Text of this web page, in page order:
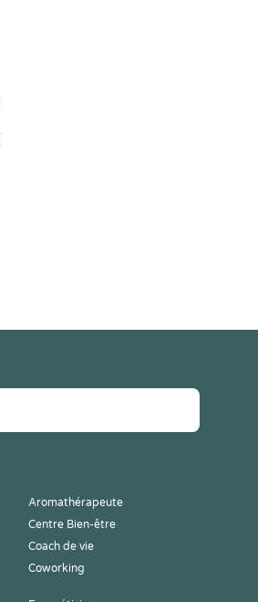
Aromathérapeute
Centre Bien-être
Coach de vie
Coworking